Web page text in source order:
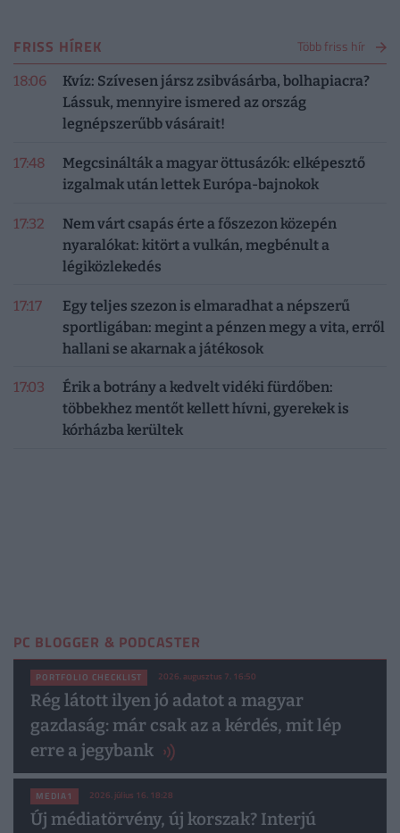
FRISS HÍREK Több friss hír
18:06
Kvíz: Szívesen jársz zsibvásárba, bolhapiacra?
Lássuk, mennyire ismered az ország
legnépszerűbb vásárait!
17:48
Megcsinálták a magyar öttusázók: elképesztő
izgalmak után lettek Európa-bajnokok
17:32
Nem várt csapás érte a főszezon közepén
nyaralókat: kitört a vulkán, megbénult a
légiközlekedés
17:17
Egy teljes szezon is elmaradhat a népszerű
sportligában: megint a pénzen megy a vita, erről
hallani se akarnak a játékosok
17:03
Érik a botrány a kedvelt vidéki fürdőben:
többekhez mentőt kellett hívni, gyerekek is
kórházba kerültek
PC BLOGGER & PODCASTER
PORTFOLIO CHECKLIST 2026. augusztus 7. 16:50
Rég látott ilyen jó adatot a magyar
gazdaság: már csak az a kérdés, mit lép
erre a jegybank
MEDIA1 2026. július 16. 18:28
Új médiatörvény, új korszak? Interjú